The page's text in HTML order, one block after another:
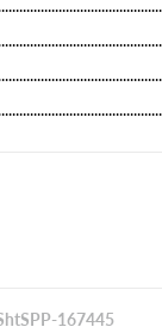
167445